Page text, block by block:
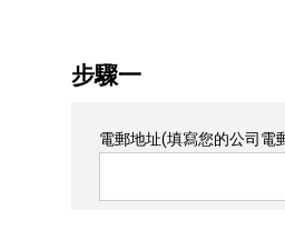
步驟一
電郵地址(填寫您的公司電